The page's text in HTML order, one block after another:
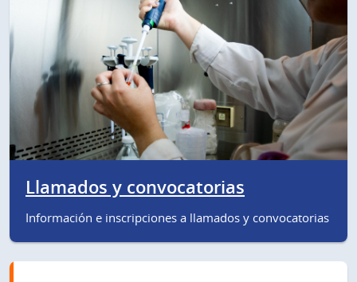
Llamados y convocatorias
Información e inscripciones a llamados y convocatorias